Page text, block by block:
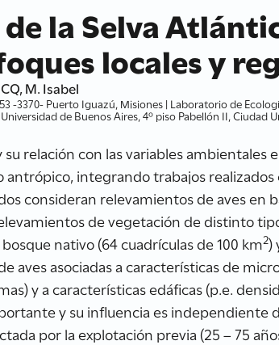
la Selva
locales y
M. Isabel
-3370- Puerto Iguazú, Misiones | Laboratorio de
de Buenos Aires, 4º piso Pabellón II, Ciudad
relación con las variables ambientales
integrando trabajos
consideran relevamientos de aves en
de vegetación de distinto
nativo (64 cuadrículas de 100 km2)
aves asociadas a características de
y a características edáficas (p.e.
y su influencia es independiente
por la explotación previa (25 – 75